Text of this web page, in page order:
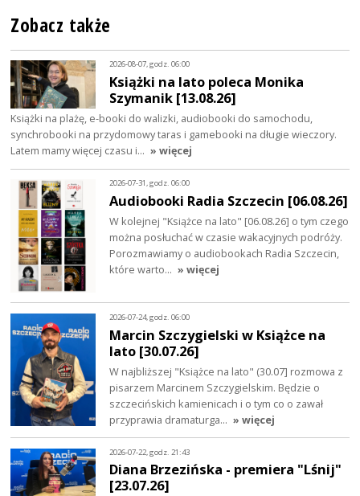
Zobacz także
2026-08-07, godz. 06:00
Książki na lato poleca Monika
Szymanik [13.08.26]
Książki na plażę, e-booki do walizki, audiobooki do samochodu,
synchrobooki na przydomowy taras i gamebooki na długie wieczory.
Latem mamy więcej czasu i… » więcej
2026-07-31, godz. 06:00
Audiobooki Radia Szczecin [06.08.26]
W kolejnej "Książce na lato" [06.08.26] o tym czego
można posłuchać w czasie wakacyjnych podróży.
Porozmawiamy o audiobookach Radia Szczecin,
które warto… » więcej
2026-07-24, godz. 06:00
Marcin Szczygielski w Książce na
lato [30.07.26]
W najbliższej "Książce na lato" (30.07] rozmowa z
pisarzem Marcinem Szczygielskim. Będzie o
szczecińskich kamienicach i o tym co o zawał
przyprawia dramaturga… » więcej
2026-07-22, godz. 21:43
Diana Brzezińska - premiera "Lśnij"
[23.07.26]